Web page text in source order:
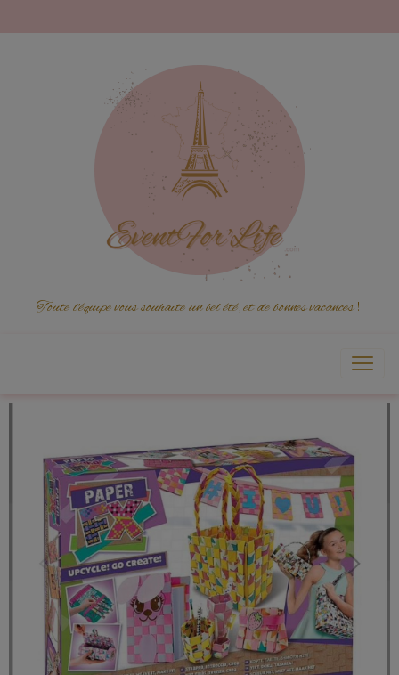
Toute l'équipe vous souhaite un bel été, et de bonnes vacances !